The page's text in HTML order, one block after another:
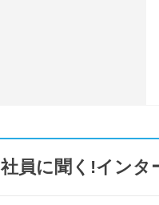
社員に聞く!インタ